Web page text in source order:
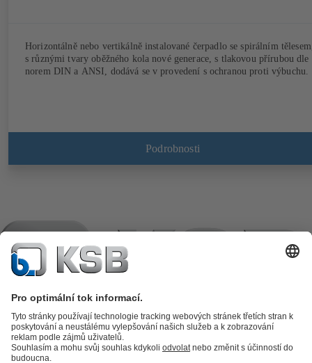
Horizontálně nebo vertikálně instalované čerpadlo se spirálním
s různými tvary oběžného kola nové generace, s tlakovou přírubou dle
norem DIN a ANSI, dodává se v provedení s ochranou proti výbuchu.
Podrobnosti